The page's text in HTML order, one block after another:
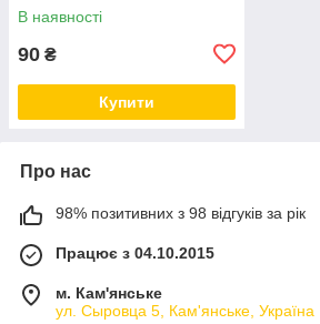
В наявності
90 ₴
Купити
Про нас
98% позитивних з 98 відгуків за рік
Працює з 04.10.2015
м. Кам'янське
ул. Сыровца 5, Кам'янське, Україна